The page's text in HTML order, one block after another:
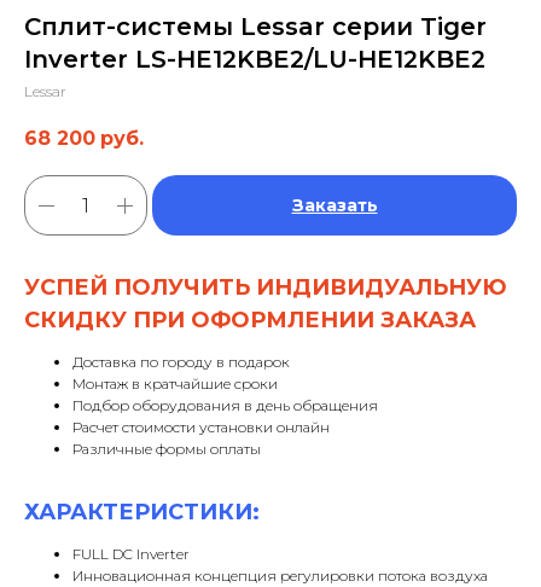
Сплит-системы Lessar серии Tiger
Inverter LS-HE12KBE2/LU-HE12KBE2
Lessar
68 200 руб.
Заказать
УСПЕЙ ПОЛУЧИТЬ ИНДИВИДУАЛЬНУЮ
СКИДКУ ПРИ ОФОРМЛЕНИИ ЗАКАЗА
Доставка по городу в подарок
Монтаж в кратчайшие сроки
Подбор оборудования в день обращения
Расчет стоимости установки онлайн
Различные формы оплаты
ХАРАКТЕРИСТИКИ:
FULL DC Inverter
Инновационная концепция регулировки потока воздуха